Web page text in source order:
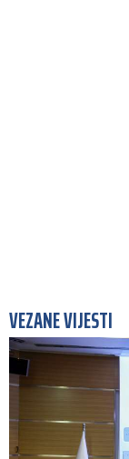
VEZANE VIJESTI